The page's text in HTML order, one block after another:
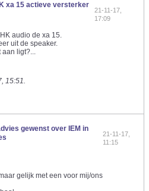
xa 15 actieve versterker
21-11-17,
17:09
audio de xa 15.
uit de speaker.
aan ligt?...
15:51.
gewenst over IEM in
21-11-17,
11:15
gelijk met een voor mij/ons